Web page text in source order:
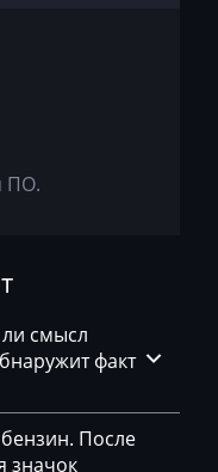
ПО.
смысл
факт
После
значок